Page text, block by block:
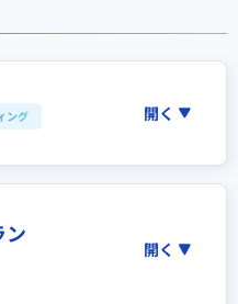
ング 開く
ン
開く